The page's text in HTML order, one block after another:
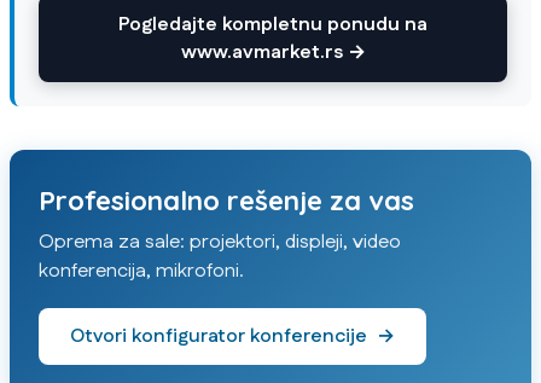
Pogledajte kompletnu ponudu na
www.avmarket.rs →
Profesionalno rešenje za vas
Oprema za sale: projektori, displeji, video
konferencija, mikrofoni.
Otvori konfigurator konferencije →